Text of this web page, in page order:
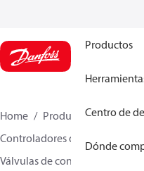
Productos
Centro de
Dónde
Home Productos
Climate
Controladores de caudal y
Válvulas de control